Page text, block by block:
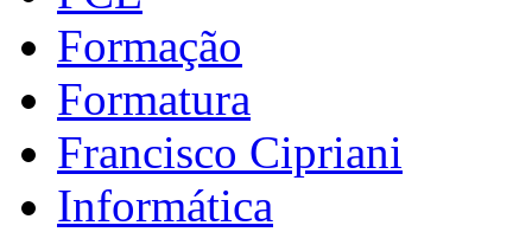
Formação
Formatura
Francisco Cipriani
Informática